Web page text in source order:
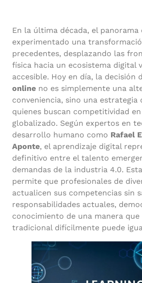
En la última década, el panorama
experimentado una
precedentes, desplazando las
física hacia un ecosistema digital
accesible. Hoy en día, la decisión
online no es simplemente una
conveniencia, sino una estrategia
quienes buscan competitividad
globalizado. Según expertos en
desarrollo humano como Rafael
Aponte, el aprendizaje digital
definitivo entre el talento
demandas de la industria 4.0.
permite que profesionales de
actualicen sus competencias sin
responsabilidades actuales,
conocimiento de una manera que
tradicional difícilmente puede